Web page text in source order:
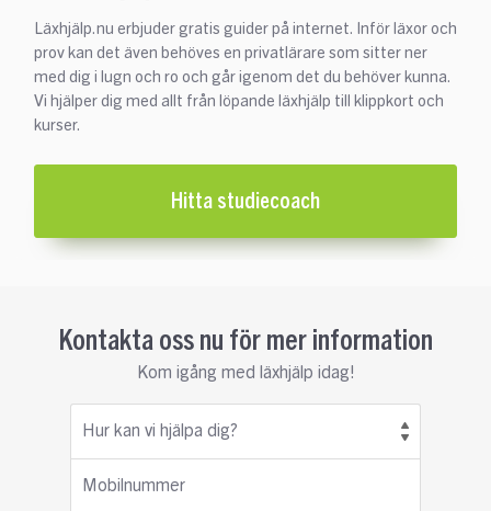
Läxhjälp.nu erbjuder gratis guider på internet. Inför läxor och
prov kan det även behöves en privatlärare som sitter ner
med dig i lugn och ro och går igenom det du behöver kunna.
Vi hjälper dig med allt från löpande läxhjälp till klippkort och
kurser.
Hitta studiecoach
Kontakta oss nu för mer information
Kom igång med läxhjälp idag!
Hur kan vi hjälpa dig?
Mobilnummer